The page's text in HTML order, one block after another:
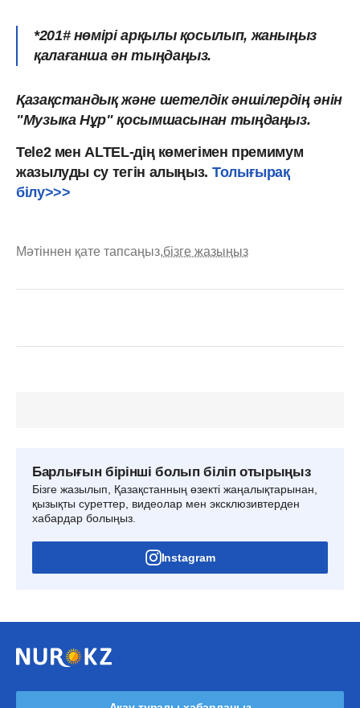
*201# нөмірі арқылы қосылып, жаныңыз
қалағанша ән тыңдаңыз.
Қазақстандық және шетелдік әншілердің әнін
"Музыка Нұр" қосымшасынан тыңдаңыз.
Tele2 мен ALTEL-дің көмегімен премимум
жазылуды су тегін алыңыз. Толығырақ
білу>>>
Мәтіннен қате тапсаңыз,бізге жазыңыз
Барлығын бірінші болып біліп отырыңыз
Бізге жазылып, Қазақстанның өзекті жаңалықтарынан,
қызықты суреттер, видеолар мен эксклюзивтерден
хабардар болыңыз.
Instagram